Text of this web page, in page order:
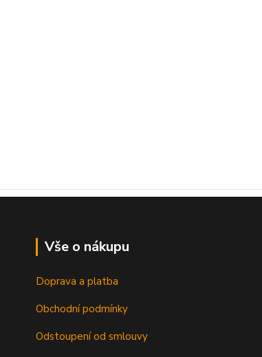
Vše o nákupu
Doprava a platba
Obchodní podmínky
Odstoupení od smlouvy